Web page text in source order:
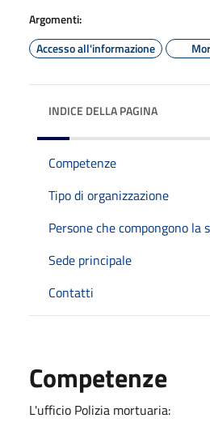
Argomenti:
Accesso all'informazione
INDICE DELLA PAGINA
Competenze
Tipo di organizzazione
Persone che compongono
Sede principale
Contatti
Competenze
L'ufficio Polizia mortuaria: